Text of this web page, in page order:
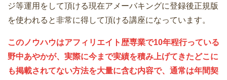
ジ等運用をして頂ける現在アメーバキングに登録後正規版
を使われると非常に得して頂ける講座になっています。
このノウハウはアフィリエイト歴専業で10年程行っている
野中あやかが、実際に今まで実績を積み上げてきたどこに
も掲載されてない方法を大量に含む内容で、通常は年間契